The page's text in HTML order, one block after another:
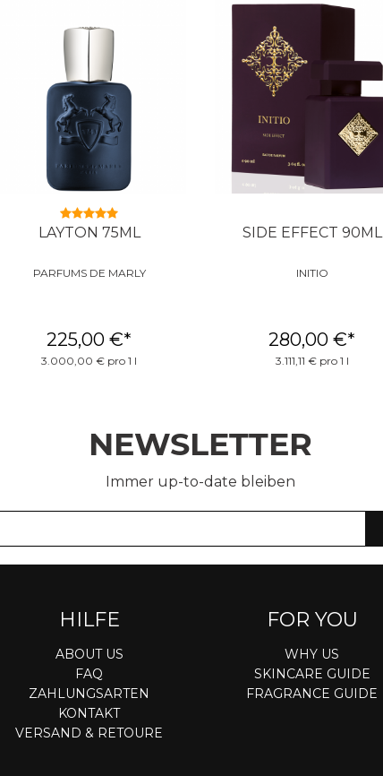
LAYTON 75ML
PARFUMS DE MARLY
225,00 €*
3.000,00 € pro 1 l
SIDE EFFECT 90ML
INITIO
280,00 €*
3.111,11 € pro 1 l
NEWSLETTER
Immer up-to-date bleiben
HILFE
ABOUT US
FAQ
ZAHLUNGSARTEN
KONTAKT
VERSAND & RETOURE
FOR YOU
WHY US
SKINCARE GUIDE
FRAGRANCE GUIDE